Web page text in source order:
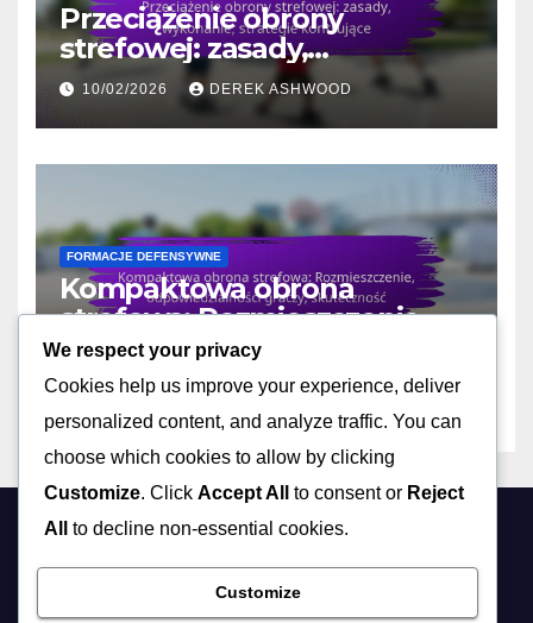
Przeciążenie obrony
strefowej: zasady,
wykonanie, strategie
kontrujące
10/02/2026 DEREK ASHWOOD
FORMACJE DEFENSYWNE
Kompaktowa obrona
strefowa: Rozmieszczenie,
odpowiedzialności graczy,
skuteczność
10/02/2026 DEREK ASHWOOD
extremespotting.com
We respect your privacy
Cookies help us improve your experience, deliver
personalized content, and analyze traffic. You can
choose which cookies to allow by clicking
Customize. Click Accept All to consent or Reject
All
to decline non-essential cookies.
Customize